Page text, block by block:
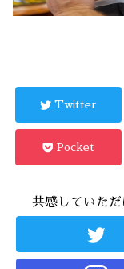
Twitter
Pocket
共感していただ